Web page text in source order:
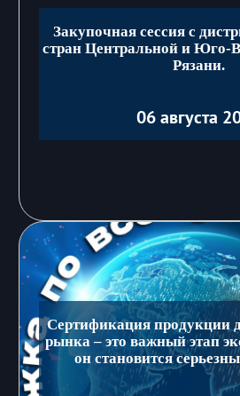
Закупочная сессия с
стран Центральной и Юго-
Рязани.
06 августа
Сертификация продукции
рынка – это важный этап
он становится